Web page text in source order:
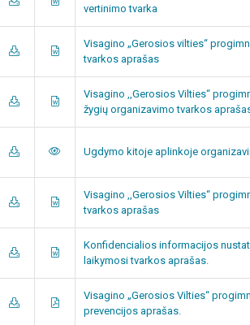
vertinimo tvarka
Visagino „Gerosios vilties“
tvarkos aprašas
Visagino ,,Gerosios Vilties‘‘
žygių organizavimo tvarkos
Ugdymo kitoje aplinkoje
Visagino ,,Gerosios Vilties‘‘
tvarkos aprašas
Konfidencialios informacijos
laikymosi tvarkos aprašas.
Visagino „Gerosios Vilties“
prevencijos aprašas.